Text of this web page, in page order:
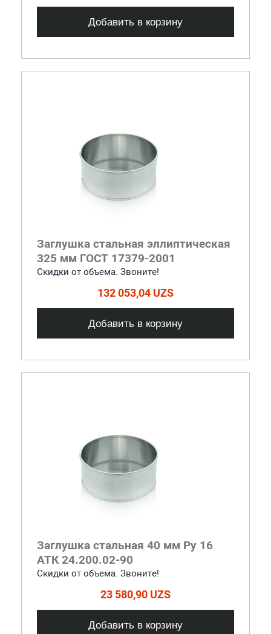
Добавить в корзину
Заглушка стальная эллиптическая
325 мм ГОСТ 17379-2001
Скидки от объема. Звоните!
132 053,04 UZS
Добавить в корзину
Заглушка стальная 40 мм Ру 16
АТК 24.200.02-90
Скидки от объема. Звоните!
23 580,90 UZS
Добавить в корзину